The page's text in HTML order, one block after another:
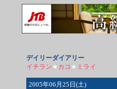
デイリーダイアリー
イチラン★ カコ ★ ミライ
2005年06月25日(土)